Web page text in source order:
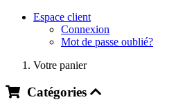
Espace client
Connexion
Mot de passe oublié?
Votre panier
Catégories